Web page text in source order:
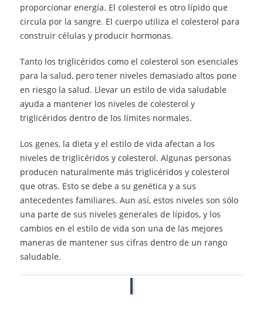
proporcionar energía. El colesterol es otro lípido que
circula por la sangre. El cuerpo utiliza el colesterol para
construir células y producir hormonas.
Tanto los triglicéridos como el colesterol son esenciales
para la salud, pero tener niveles demasiado altos pone
en riesgo la salud. Llevar un estilo de vida saludable
ayuda a mantener los niveles de colesterol y
triglicéridos dentro de los límites normales.
Los genes, la dieta y el estilo de vida afectan a los
niveles de triglicéridos y colesterol. Algunas personas
producen naturalmente más triglicéridos y colesterol
que otras. Esto se debe a su genética y a sus
antecedentes familiares. Aun así, estos niveles son sólo
una parte de sus niveles generales de lípidos, y los
cambios en el estilo de vida son una de las mejores
maneras de mantener sus cifras dentro de un rango
saludable.